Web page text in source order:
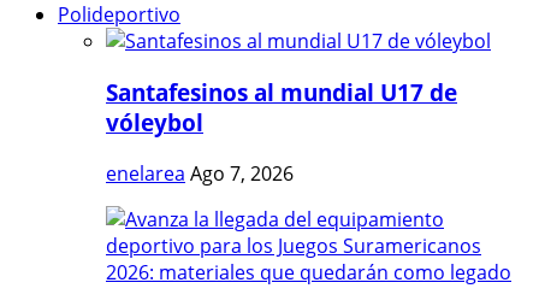
Polideportivo
Santafesinos al mundial U17 de
vóleybol
enelarea Ago 7, 2026